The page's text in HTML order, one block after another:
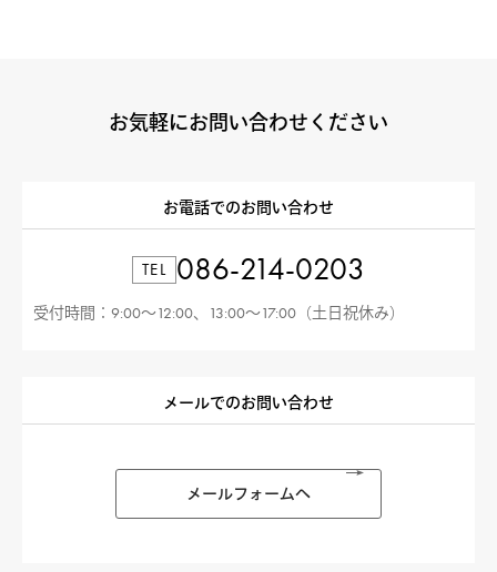
お気軽にお問い合わせください
お電話でのお問い合わせ
TEL 086-214-0203
受付時間：9:00〜12:00、13:00〜17:00（土日祝休み）
メールでのお問い合わせ
メールフォームへ